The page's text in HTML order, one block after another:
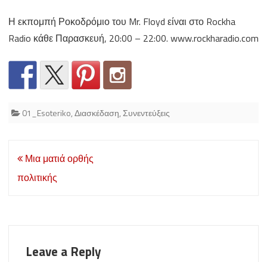
Η εκπομπή Ροκοδρόμιο του Mr. Floyd είναι στο Rockha
Radio κάθε Παρασκευή, 20:00 – 22:00. www.rockharadio.com
01_Esoteriko,Διασκέδαση,Συνεντεύξεις
Post
navigation
Μια ματιά ορθής
πολιτικής
Leave a Reply